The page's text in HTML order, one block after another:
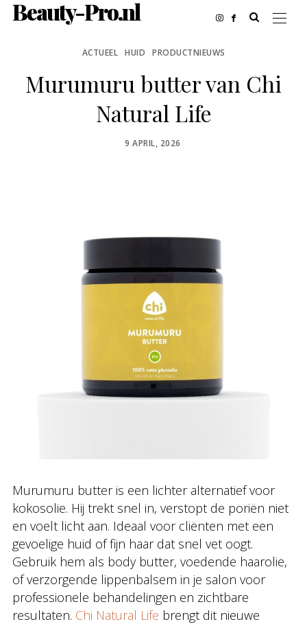
Beauty-Pro.nl
ACTUEEL HUID PRODUCTNIEUWS
Murumuru butter van Chi
Natural Life
POSTED
9 APRIL, 2026
Murumuru butter is een lichter alternatief voor
kokosolie. Hij trekt snel in, verstopt de poriën niet
en voelt licht aan. Ideaal voor cliënten met een
gevoelige huid of fijn haar dat snel vet oogt.
Gebruik hem als body butter, voedende haarolie,
of verzorgende lippenbalsem in je salon voor
professionele behandelingen en zichtbare
resultaten. Chi Natural Life brengt dit nieuwe